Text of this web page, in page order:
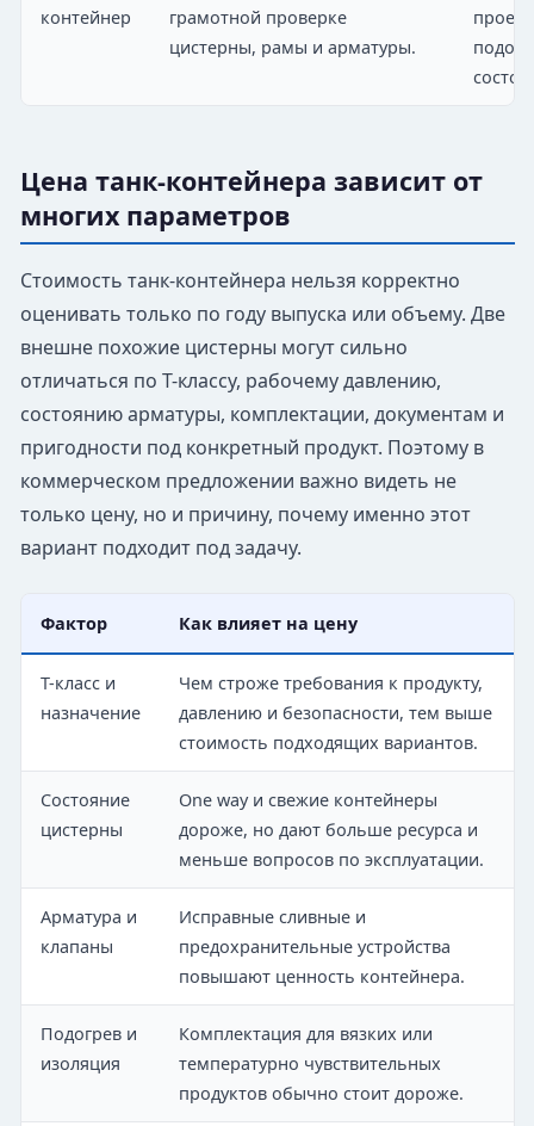
контейнер
грамотной проверке
цистерны, рамы и арматуры.
Цена танк-контейнера зависит от
многих параметров
Стоимость танк-контейнера нельзя корректно
оценивать только по году выпуска или объему. Две
внешне похожие цистерны могут сильно
отличаться по T-классу, рабочему давлению,
состоянию арматуры, комплектации, документам и
пригодности под конкретный продукт. Поэтому в
коммерческом предложении важно видеть не
только цену, но и причину, почему именно этот
вариант подходит под задачу.
Фактор Как влияет на цену
T-класс и
назначение
Чем строже требования к продукту,
давлению и безопасности, тем выше
стоимость подходящих вариантов.
Состояние
цистерны
One way и свежие контейнеры
дороже, но дают больше ресурса и
меньше вопросов по эксплуатации.
Арматура и
клапаны
Исправные сливные и
предохранительные устройства
повышают ценность контейнера.
Подогрев и
изоляция
Комплектация для вязких или
температурно чувствительных
продуктов обычно стоит дороже.